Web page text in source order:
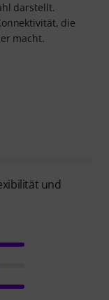
darstellt.
die
macht.
und